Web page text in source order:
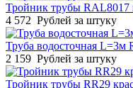
Тройник трубы RAL8017
4 572 Рублей за штуку
Труба водосточная L=3м
2 159 Рублей за штуку
Тройник трубы RR29